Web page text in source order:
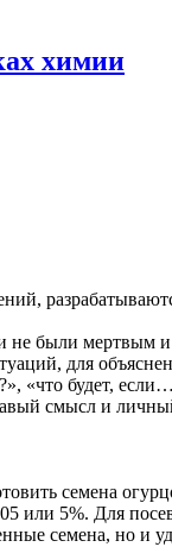
химии
не были
для
«что будет,
смысл и
семена
или 5%. Для
семена, но и